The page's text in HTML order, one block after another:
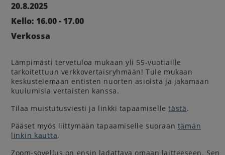
20.8.2025
Kello: 16.00 - 17.00
Verkossa
Lämpimästi tervetuloa mukaan yli 55-vuotiaille
tarkoitettuun verkkovertaisryhmään! Tule mukaan
keskustelemaan entisten nuorten asioista ja jakamaan
kuulumisia vertaisten kanssa.
Tilaa muistutusviesti ja linkki tapaamiselletästä.
Pääset myös liittymään tapaamiselle suoraan tämän
linkin kautta.
Zoom-sovellus on ensin ladattava omaan laitteeseen. Sen